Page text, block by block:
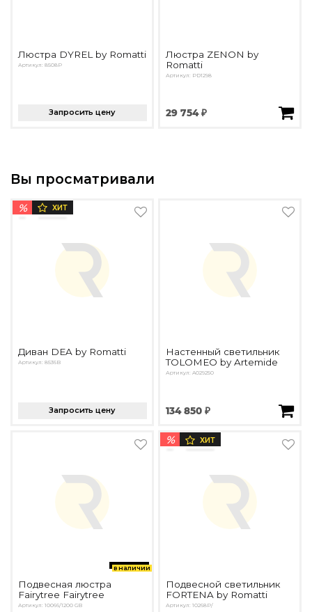
Люстра DYREL by Romatti
Артикул: 8508P
Запросить цену
Люстра ZENON by
Romatti
Артикул: PD1298
29 754 ₽
Вы просматривали
% ХИТ
Диван DEA by Romatti
Артикул: 8536B
Запросить цену
Настенный светильник
TOLOMEO by Artemide
Артикул: A029250
134 850 ₽
в наличии
Подвесная люстра
Fairytree Fairytree
Артикул: 10066/1200 GB
% ХИТ
Подвесной светильник
FORTENA by Romatti
Артикул: 10268P/